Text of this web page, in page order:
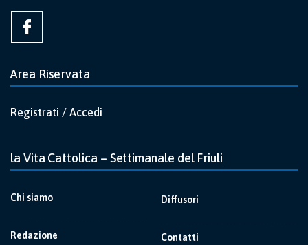
Area Riservata
Registrati / Accedi
la Vita Cattolica – Settimanale del Friuli
Chi siamo
Redazione
Diffusori
Contatti